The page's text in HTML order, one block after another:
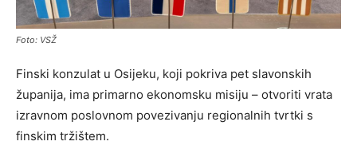
Foto: VSŽ
Finski konzulat u Osijeku, koji pokriva pet slavonskih
županija, ima primarno ekonomsku misiju – otvoriti vrata
izravnom poslovnom povezivanju regionalnih tvrtki s
finskim tržištem.